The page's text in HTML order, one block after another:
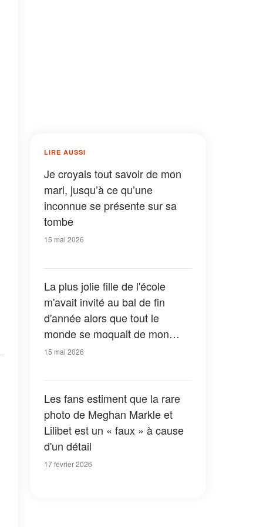
LIRE AUSSI
Je croyais tout savoir de mon
mari, jusqu’à ce qu’une
inconnue se présente sur sa
tombe
15 mai 2026
La plus jolie fille de l'école
m'avait invité au bal de fin
d'année alors que tout le
monde se moquait de mon
apparence – 20 ans plus tard,
15 mai 2026
Les fans estiment que la rare
photo de Meghan Markle et
Lilibet est un « faux » à cause
d'un détail
17 février 2026